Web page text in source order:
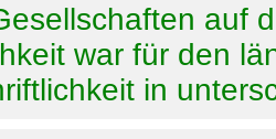
auf
war für den
in